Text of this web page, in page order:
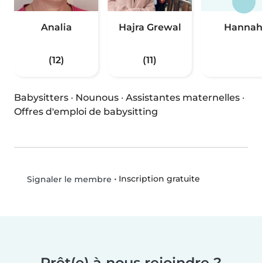
Analia
(12)
Hajra Grewal
(11)
Hannah
Babysitters · Nounous · Assistantes maternelles ·
Offres d'emploi de babysitting
Signaler le membre • Inscription gratuite